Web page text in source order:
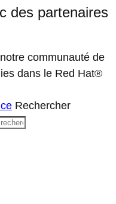
des partenaires
communauté de
dans le Red Hat®
Rechercher